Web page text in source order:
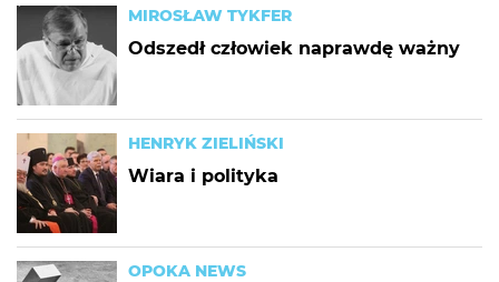
MIROSŁAW TYKFER
Odszedł człowiek naprawdę ważny
HENRYK ZIELIŃSKI
Wiara i polityka
OPOKA NEWS